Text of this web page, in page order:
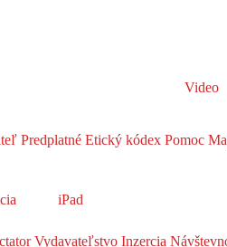
Video
Predplatné Etický kódex Pomoc
iPad
Vydavateľstvo Inzercia